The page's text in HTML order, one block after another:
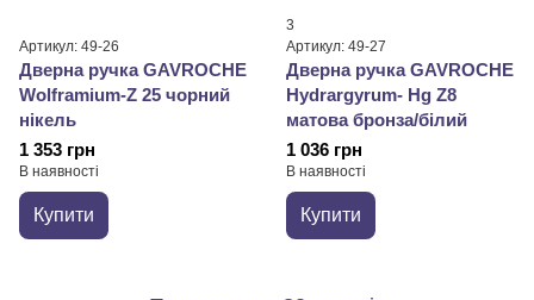
Артикул: 49-26
Дверна ручка GAVROCHE
Wolframium-Z 25 чорний
нікель
1 353 грн
В наявності
Купити
3
Артикул: 49-27
Дверна ручка GAVROCHE
Hydrargyrum- Hg Z8
матова бронза/білий
1 036 грн
В наявності
Купити